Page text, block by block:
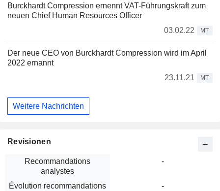
Burckhardt Compression ernennt VAT-Führungskraft zum
neuen Chief Human Resources Officer
03.02.22
MT
Der neue CEO von Burckhardt Compression wird im April
2022 ernannt
23.11.21
MT
Weitere Nachrichten
Revisionen
Recommandations
analystes
-
Évolution recommandations
-